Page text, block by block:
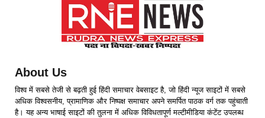
About Us
विश्व में सबसे तेजी से बढ़ती हुई हिंदी समाचार वेबसाइट है, जो हिंदी न्यूज साइटों में सबसे
अधिक विश्वसनीय, प्रामाणिक और निष्पक्ष समाचार अपने समर्पित पाठक वर्ग तक पहुंचाती
है। यह अन्य भाषाई साइटों की तुलना में अधिक विविधतापूर्ण मल्टीमीडिया कंटेंट उपलब्ध